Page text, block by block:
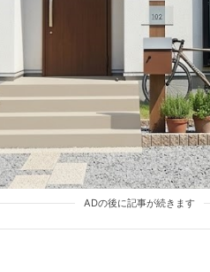
ADの後に記事が続きます